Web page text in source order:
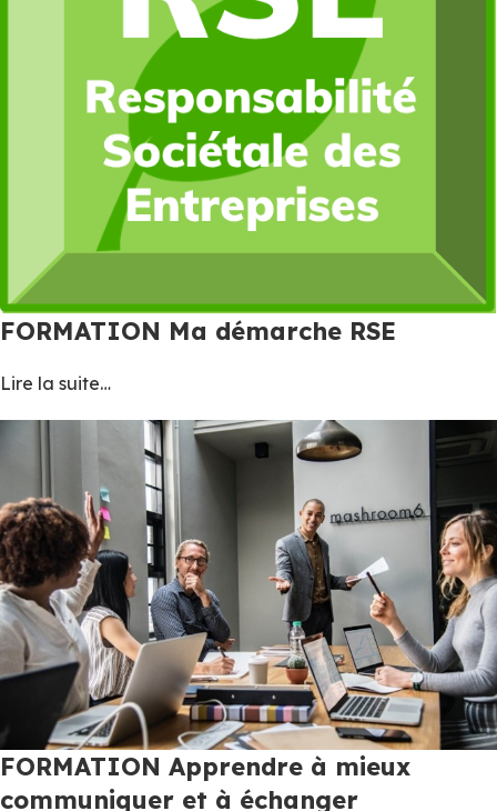
FORMATION Ma démarche RSE
Lire la suite…
FORMATION Apprendre à mieux
communiquer et à échanger